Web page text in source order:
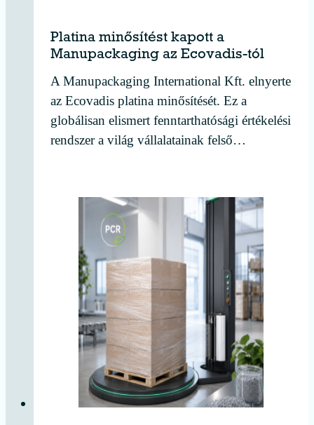
Platina minősítést kapott a
Manupackaging az Ecovadis-tól
A Manupackaging International Kft. elnyerte
az Ecovadis platina minősítését. Ez a
globálisan elismert fenntarthatósági értékelési
rendszer a világ vállalatainak felső…